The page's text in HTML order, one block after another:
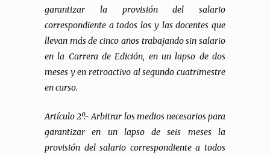
garantizar la provisión del salario
correspondiente a todos los y las docentes que
llevan más de cinco años trabajando sin salario
en la Carrera de Edición, en un lapso de dos
meses y en retroactivo al segundo cuatrimestre
en curso.
Artículo 2º.- Arbitrar los medios necesarios para
garantizar en un lapso de seis meses la
provisión del salario correspondiente a todos